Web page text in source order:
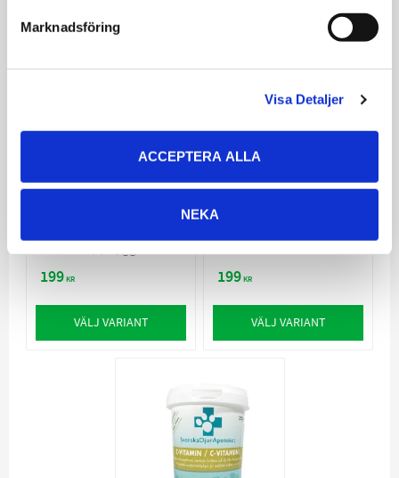
Marknadsföring
Visa Detaljer
ACCEPTERA ALLA
NEKA
Djurapoteket
199KR
VÄLJ VARIANT
Svenska
Djurapoteket Mage-
199KR
VÄLJ VARIANT